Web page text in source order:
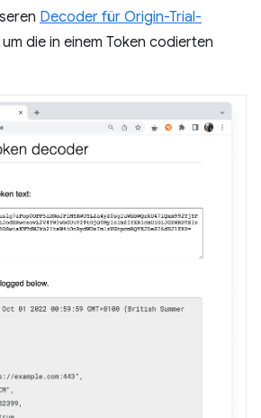
Decoder für Origin-Trial-
die in einem Token codierten